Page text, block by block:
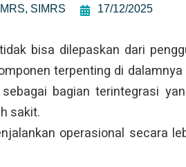
, SIMRS 17/12/2025
bisa dilepaskan dari
terpenting di dalamnya
bagian terintegrasi
sakit.
operasional secara